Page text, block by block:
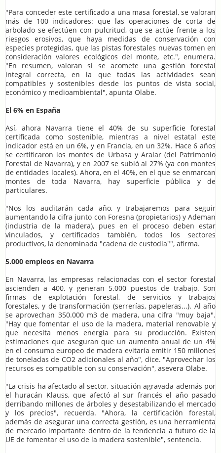
"Para conceder este certificado a una masa forestal, se valoran
más de 100 indicadores: que las operaciones de corta de
arbolado se efectúen con pulcritud, que se actúe frente a los
riesgos erosivos, que haya medidas de conservación con
especies protegidas, que las pistas forestales nuevas tomen en
consideración valores ecológicos del monte, etc.", enumera.
"En resumen, valoran si se acomete una gestión forestal
integral correcta, en la que todas las actividades sean
compatibles y sostenibles desde los puntos de vista social,
económico y medioambiental", apunta Olabe.
El 6% en España
Así, ahora Navarra tiene el 40% de su superficie forestal
certificada como sostenible, mientras a nivel estatal este
indicador está en un 6%, y en Francia, en un 32%. Hace 6 años
se certificaron los montes de Urbasa y Aralar (del Patrimonio
Forestal de Navarra), y en 2007 se subió al 27% (ya con montes
de entidades locales). Ahora, en el 40%, en el que se enmarcan
montes de toda Navarra, hay superficie pública y de
particulares.
"Nos los auditarán cada año, y trabajaremos para seguir
aumentando la cifra junto con Foresna (propietarios) y Ademan
(industria de la madera), pues en el proceso deben estar
vinculados, y certificados también, todos los sectores
productivos, la denominada "cadena de custodia"", afirma.
5.000 empleos en Navarra
En Navarra, las empresas relacionadas con el sector forestal
ascienden a 400, y generan 5.000 puestos de trabajo. Son
firmas de explotación forestal, de servicios y trabajos
forestales, y de transformación (serrerías, papeleras...). Al año
se aprovechan 350.000 m3 de madera, una cifra "muy baja".
"Hay que fomentar el uso de la madera, material renovable y
que necesita menos energía para su producción. Existen
estimaciones que aseguran que un aumento anual de un 4%
en el consumo europeo de madera evitaría emitir 150 millones
de toneladas de CO2 adicionales al año", dice. "Aprovechar los
recursos es compatible con su conservación", asevera Olabe.
"La crisis ha afectado al sector, situación agravada además por
el huracán Klauss, que afectó al sur francés el año pasado
derribando millones de árboles y desestabilizando el mercado
y los precios", recuerda. "Ahora, la certificación forestal,
además de asegurar una correcta gestión, es una herramienta
de mercado importante dentro de la tendencia a futuro de la
UE de fomentar el uso de la madera sostenible", sentencia.